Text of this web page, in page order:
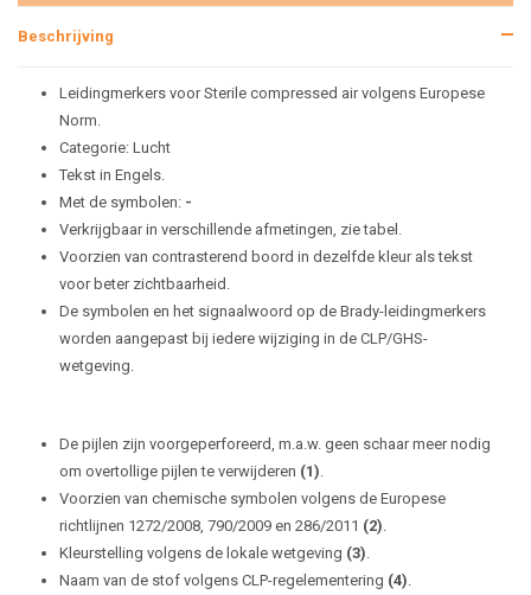
Beschrijving
Leidingmerkers voor Sterile compressed air volgens Europese
Norm.
Categorie: Lucht
Tekst in Engels.
Met de symbolen: -
Verkrijgbaar in verschillende afmetingen, zie tabel.
Voorzien van contrasterend boord in dezelfde kleur als tekst
voor beter zichtbaarheid.
De symbolen en het signaalwoord op de Brady-leidingmerkers
worden aangepast bij iedere wijziging in de CLP/GHS-
wetgeving.
De pijlen zijn voorgeperforeerd, m.a.w. geen schaar meer nodig
om overtollige pijlen te verwijderen (1).
Voorzien van chemische symbolen volgens de Europese
richtlijnen 1272/2008, 790/2009 en 286/2011 (2).
Kleurstelling volgens de lokale wetgeving (3).
Naam van de stof volgens CLP-regelementering (4).